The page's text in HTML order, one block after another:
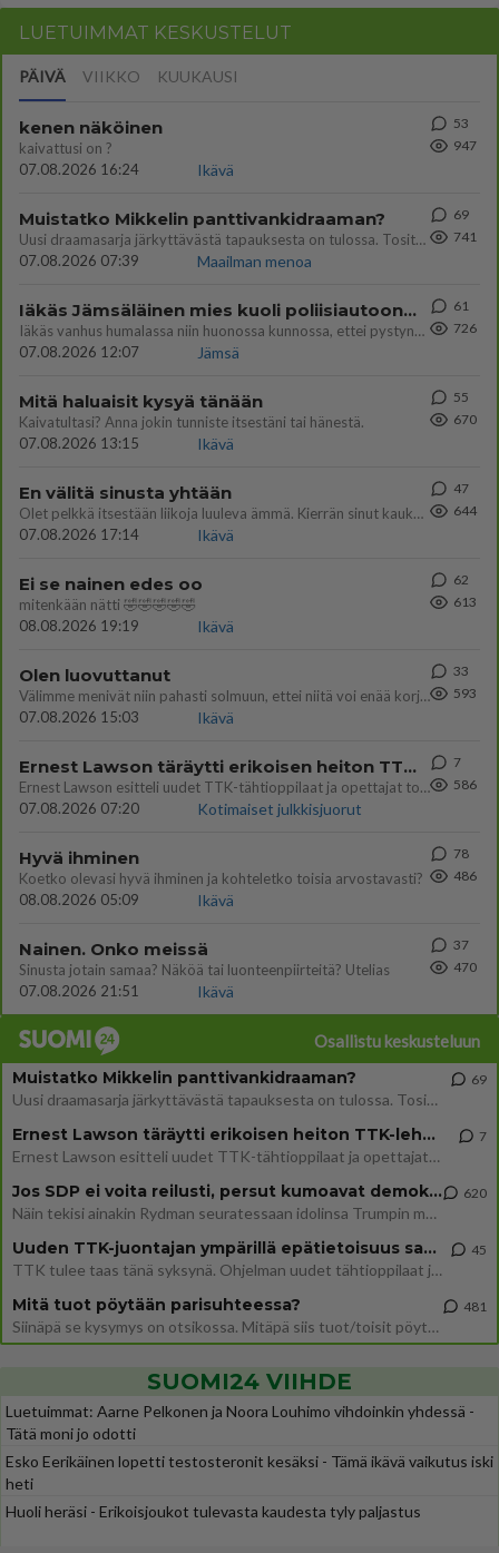
LUETUIMMAT KESKUSTELUT
PÄIVÄ VIIKKO KUUKAUSI
kenen näköinen
kaivattusi on ?
07.08.2026 16:24
Ikävä
53
947
Muistatko Mikkelin panttivankidraaman?
Uusi draamasarja järkyttävästä tapauksesta on tulossa. Tositapahtumiin perustuva sarja ammentaa vuoden 1986 Mikkelin pan
07.08.2026 07:39
Maailman menoa
69
741
Iäkäs Jämsäläinen mies kuoli poliisiautoon matkalla Jyväskylän putkaan
Iäkäs vanhus humalassa niin huonossa kunnossa, ettei pystynyt huolehtimaan itsestään niin ainoa apu sillä hetkellä oli
07.08.2026 12:07
Jämsä
61
726
Mitä haluaisit kysyä tänään
Kaivatultasi? Anna jokin tunniste itsestäni tai hänestä.
07.08.2026 13:15
Ikävä
55
670
En välitä sinusta yhtään
Olet pelkkä itsestään liikoja luuleva ämmä. Kierrän sinut kaukaa nyt ja aina. Olit mulle pelkkä lelu vaan.
07.08.2026 17:14
Ikävä
47
644
Ei se nainen edes oo
mitenkään nätti 🤣🤣🤣🤣🤣
08.08.2026 19:19
Ikävä
62
613
Olen luovuttanut
Välimme menivät niin pahasti solmuun, ettei niitä voi enää korjata. On aika jatkaa elämässä eteenpäin. Toivon sulle kaik
07.08.2026 15:03
Ikävä
33
593
Ernest Lawson täräytti erikoisen heiton TTK-lehdistötilaisuudessa: " Onko tässä tarkoituksena...?"
Ernest Lawson esitteli uudet TTK-tähtioppilaat ja opettajat torstaina 6.8. lehdistölle. Tulevalla kaudella on yksi hausk
07.08.2026 07:20
Kotimaiset julkkisjuorut
7
586
Hyvä ihminen
Koetko olevasi hyvä ihminen ja kohteletko toisia arvostavasti?
08.08.2026 05:09
Ikävä
78
486
Nainen. Onko meissä
Sinusta jotain samaa? Näköä tai luonteenpiirteitä? Utelias
07.08.2026 21:51
Ikävä
37
470
Osallistu keskusteluun
Muistatko Mikkelin panttivankidraaman?
Uusi draamasarja järkyttävästä tapauksesta on tulossa. Tositapahtumiin perustuva sarja ammentaa vuoden 1986 Mikkelin pan
69
Ernest Lawson täräytti erikoisen heiton TTK-lehdistötilaisuudessa: " Onko tässä tarkoituksena...?"
Ernest Lawson esitteli uudet TTK-tähtioppilaat ja opettajat torstaina 6.8. lehdistölle. Tulevalla kaudella on yksi hausk
7
Jos SDP ei voita reilusti, persut kumoavat demokratian Suomesta
Näin tekisi ainakin Rydman seuratessaan idolinsa Trumpin mallia https://www.is.fi/politiikka/art-2000012187244.html
620
Uuden TTK-juontajan ympärillä epätietoisuus sakenee - Nyt MTV hämmentää soppaa
TTK tulee taas tänä syksynä. Ohjelman uudet tähtioppilaat julkistetaan torstaina 6. elokuuta klo 14 alkavassa lehdistö
45
Mitä tuot pöytään parisuhteessa?
Siinäpä se kysymys on otsikossa. Mitäpä siis tuot/toisit pöytään parisuhteessa? Oletko mies vai nainen? Koetko sen mitä
481
SUOMI24 VIIHDE
Luetuimmat: Aarne Pelkonen ja Noora Louhimo vihdoinkin yhdessä -
Tätä moni jo odotti
Esko Eerikäinen lopetti testosteronit kesäksi - Tämä ikävä vaikutus iski
heti
Huoli heräsi - Erikoisjoukot tulevasta kaudesta tyly paljastus